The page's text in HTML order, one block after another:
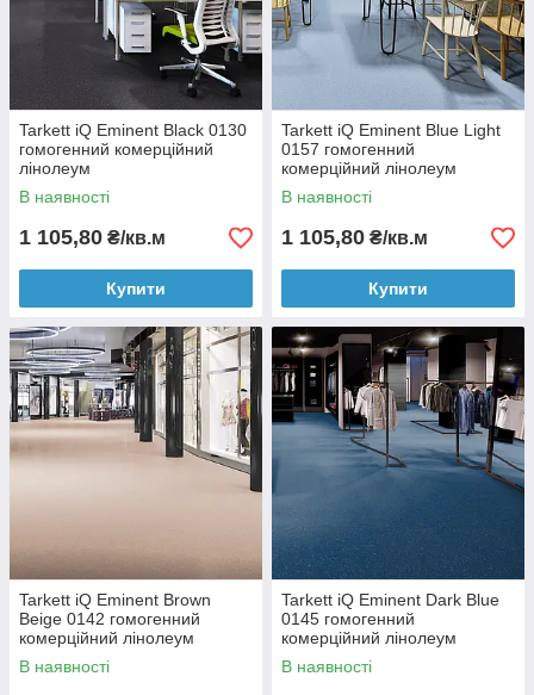
Tarkett iQ Eminent Black 0130
гомогенний комерційний
лінолеум
В наявності
1 105,80 ₴/кв.м
Купити
Tarkett iQ Eminent Blue Light
0157 гомогенний
комерційний лінолеум
В наявності
1 105,80 ₴/кв.м
Купити
Tarkett iQ Eminent Brown
Beige 0142 гомогенний
комерційний лінолеум
В наявності
Tarkett iQ Eminent Dark Blue
0145 гомогенний
комерційний лінолеум
В наявності